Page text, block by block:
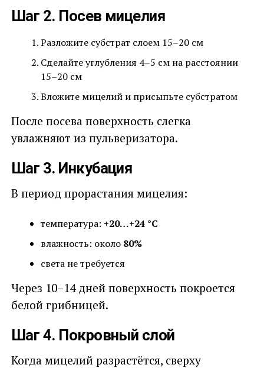
Шаг 2. Посев мицелия
Разложите субстрат слоем 15–20 см
Сделайте углубления 4–5 см на расстоянии
15–20 см
Вложите мицелий и присыпьте субстратом
После посева поверхность слегка
увлажняют из пульверизатора.
Шаг 3. Инкубация
В период прорастания мицелия:
температура: +20…+24 °C
влажность: около 80%
света не требуется
Через 10–14 дней поверхность покроется
белой грибницей.
Шаг 4. Покровный слой
Когда мицелий разрастётся, сверху